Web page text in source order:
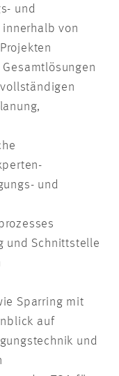
und
von
und
und Schnittstelle
Sparring mit
auf
und